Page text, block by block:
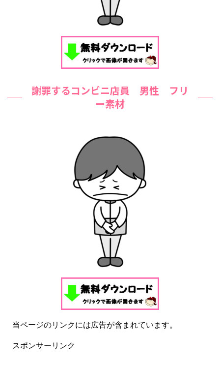
謝罪するコンビニ店員 男性 フリ
ー素材
当ページのリンクには広告が含まれています。
スポンサーリンク